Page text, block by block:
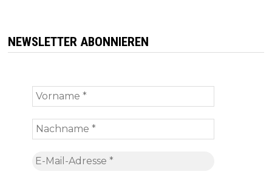
NEWSLETTER ABONNIEREN